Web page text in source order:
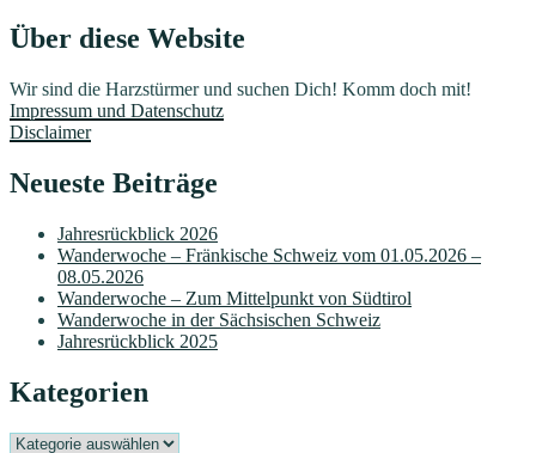
Über diese Website
Wir sind die Harzstürmer und suchen Dich! Komm doch mit!
Impressum und Datenschutz
Disclaimer
Neueste Beiträge
Jahresrückblick 2026
Wanderwoche – Fränkische Schweiz vom 01.05.2026 –
08.05.2026
Wanderwoche – Zum Mittelpunkt von Südtirol
Wanderwoche in der Sächsischen Schweiz
Jahresrückblick 2025
Kategorien
Kategorien